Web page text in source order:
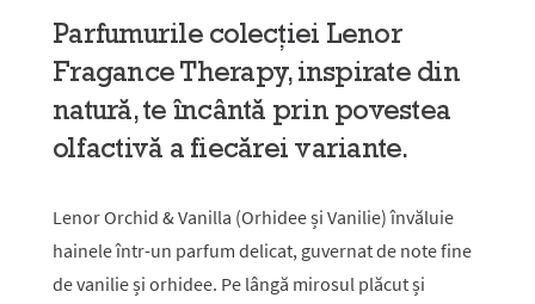
evaluării.
Read
104
Reviews.
Același
link
de
pagină.
Parfumurile colecției Lenor
Fragance Therapy, inspirate din
natură, te încântă prin povestea
olfactivă a fiecărei variante.
Lenor Orchid & Vanilla (Orhidee și Vanilie) învăluie
hainele într-un parfum delicat, guvernat de note fine
de vanilie și orhidee. Pe lângă mirosul plăcut și